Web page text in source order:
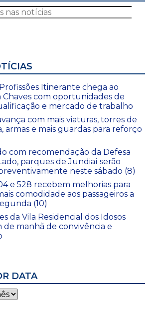
Itinerante chega ao
Chaves com oportunidades de
e mercado de trabalho
com mais viaturas, torres de
armas e mais guardas para reforço
com recomendação da Defesa
parques de Jundiaí serão
neste sábado (8)
e 528 recebem melhorias para
comodidade aos passageiros a
(10)
da Vila Residencial dos Idosos
de manhã de convivência e
DATA